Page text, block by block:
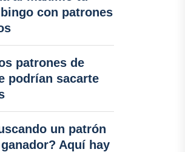
con patrones
patrones de
podrían sacarte
un patrón
Aquí hay